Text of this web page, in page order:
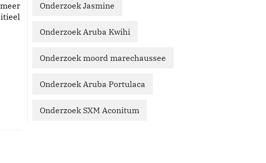
Onderzoek Jasmine
Onderzoek Aruba Kwihi
Onderzoek moord marechaussee
Onderzoek Aruba Portulaca
Onderzoek SXM Aconitum